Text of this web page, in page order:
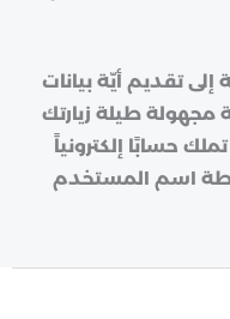
تقديم أيّة بيانات
طيلة زيارتك
حسابًا إلكترونياً
اسم المستخدم